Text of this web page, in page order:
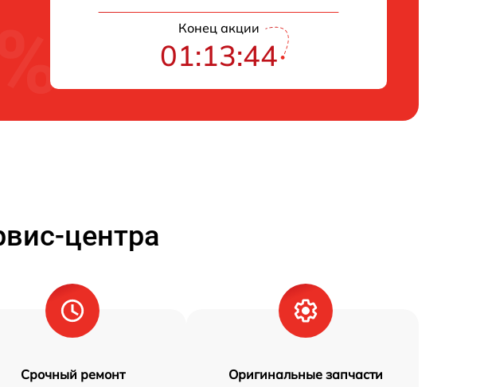
Конец акции
01:13:43
центра
Срочный ремонт Оригинальные запчасти